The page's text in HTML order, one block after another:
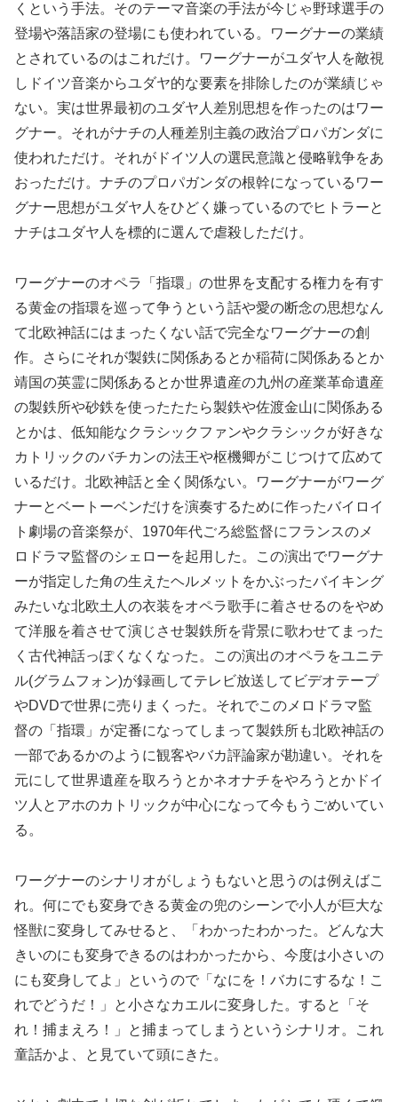
くという手法。そのテーマ音楽の手法が今じゃ野球選手の
登場や落語家の登場にも使われている。ワーグナーの業績
とされているのはこれだけ。ワーグナーがユダヤ人を敵視
しドイツ音楽からユダヤ的な要素を排除したのが業績じゃ
ない。実は世界最初のユダヤ人差別思想を作ったのはワー
グナー。それがナチの人種差別主義の政治プロパガンダに
使われただけ。それがドイツ人の選民意識と侵略戦争をあ
おっただけ。ナチのプロパガンダの根幹になっているワー
グナー思想がユダヤ人をひどく嫌っているのでヒトラーと
ナチはユダヤ人を標的に選んで虐殺しただけ。
ワーグナーのオペラ「指環」の世界を支配する権力を有す
る黄金の指環を巡って争うという話や愛の断念の思想なん
て北欧神話にはまったくない話で完全なワーグナーの創
作。さらにそれが製鉄に関係あるとか稲荷に関係あるとか
靖国の英霊に関係あるとか世界遺産の九州の産業革命遺産
の製鉄所や砂鉄を使ったたたら製鉄や佐渡金山に関係ある
とかは、低知能なクラシックファンやクラシックが好きな
カトリックのバチカンの法王や枢機卿がこじつけて広めて
いるだけ。北欧神話と全く関係ない。ワーグナーがワーグ
ナーとベートーベンだけを演奏するために作ったバイロイ
ト劇場の音楽祭が、1970年代ごろ総監督にフランスのメ
ロドラマ監督のシェローを起用した。この演出でワーグナ
ーが指定した角の生えたヘルメットをかぶったバイキング
みたいな北欧土人の衣装をオペラ歌手に着させるのをやめ
て洋服を着させて演じさせ製鉄所を背景に歌わせてまった
く古代神話っぽくなくなった。この演出のオペラをユニテ
ル(グラムフォン)が録画してテレビ放送してビデオテープ
やDVDで世界に売りまくった。それでこのメロドラマ監
督の「指環」が定番になってしまって製鉄所も北欧神話の
一部であるかのように観客やバカ評論家が勘違い。それを
元にして世界遺産を取ろうとかネオナチをやろうとかドイ
ツ人とアホのカトリックが中心になって今もうごめいてい
る。
ワーグナーのシナリオがしょうもないと思うのは例えばこ
れ。何にでも変身できる黄金の兜のシーンで小人が巨大な
怪獣に変身してみせると、「わかったわかった。どんな大
きいのにも変身できるのはわかったから、今度は小さいの
にも変身してよ」というので「なにを！バカにするな！こ
れでどうだ！」と小さなカエルに変身した。すると「そ
れ！捕まえろ！」と捕まってしまうというシナリオ。これ
童話かよ、と見ていて頭にきた。